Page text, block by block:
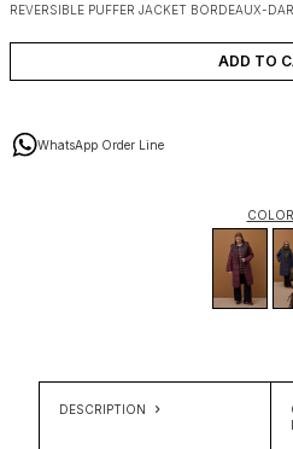
REVERSIBLE PUFFER JACKET BORDEAUX-
ADD TO
WhatsApp Order Line
COLOR
DESCRIPTION